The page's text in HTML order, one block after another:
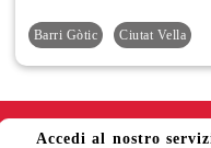
Barri Gòtic Ciutat Vella
Accedi al nostro